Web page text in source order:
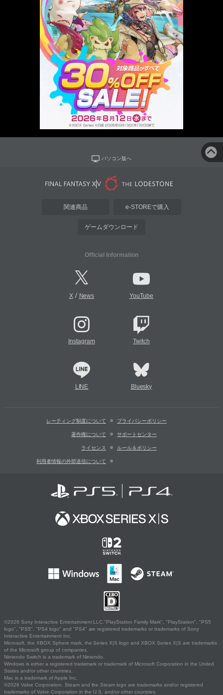
パソコン版へ
関連商品 e-STOREで購入
ゲームダウンロード
Official Information
X/ News YouTube
Instagram Twitch
LINE Bluesky
レーティング制度について プライバシーポリシー
著作権について サポートセンター
ライセンス ルール＆ポリシー
利用者情報の外部送信について
©2026 Sony Interactive Entertainment LLC."PlayStation Family Mark", "PlayStation", "PS5
logo", "PS5", "PS4 logo" and "PS4" are registered trademarks or trademarks of Sony
Interactive Entertainment Inc.
Microsoft, the XBOX Sphere mark, the Series X|S logo and XBOX Series X|S are trademarks
of the Microsoft group of companies.
Nintendo Switch is a trademark of Nintendo.
Windows is either a registered trademark or trademark of Microsoft Corporation in the United
States and/or other countries.
Mac is a trademark of Apple Inc.
©2026 Valve Corporation. Steam and the Steam logo are trademarks and/or registered
trademarks of Valve Corporation in the U.S. and/or other countries.